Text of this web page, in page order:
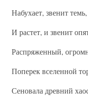
Набухает, звенит темь,
И растет, и звенит
Распряженный,
Поперек вселенной
Сеновала древний